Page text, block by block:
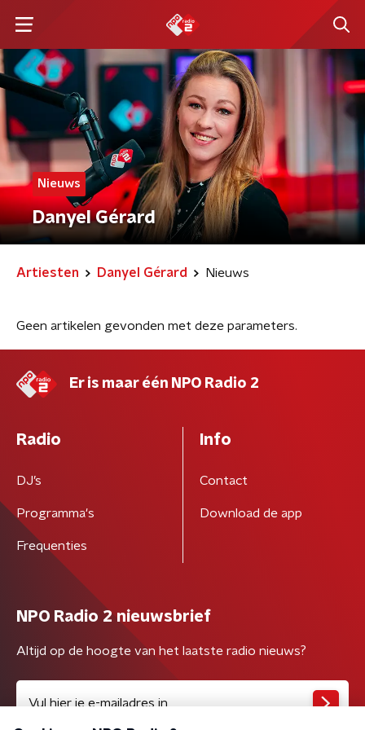
Nieuws
Danyel Gérard
Artiesten Danyel Gérard Nieuws
Geen artikelen gevonden met deze parameters.
Er is maar één NPO Radio 2
Radio
DJ’s
Programma's
Frequenties
Info
Contact
Download de app
NPO Radio 2 nieuwsbrief
Altijd op de hoogte van het laatste radio nieuws?